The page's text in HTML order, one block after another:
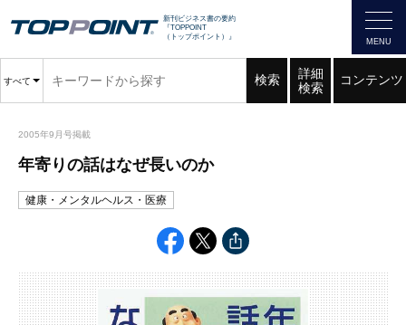
新刊ビジネス書の要約
『TOPPOINT
（トップポイント）』
すべて 検索
詳細
検索
コンテンツ
2005年9月号掲載
年寄りの話はなぜ長いのか
健康・メンタルヘルス・医療